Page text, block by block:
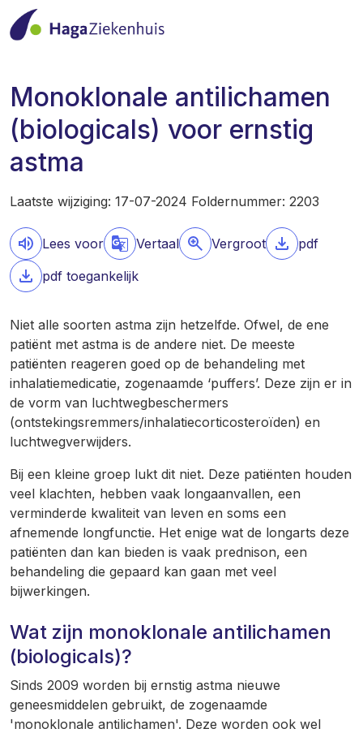
Monoklonale antilichamen
(biologicals) voor ernstig
astma
Laatste wijziging: 17-07-2024 Foldernummer: 2203
Lees voor Vertaal Vergroot
pdf
pdf toegankelijk
Niet alle soorten astma zijn hetzelfde. Ofwel, de ene
patiënt met astma is de andere niet. De meeste
patiënten reageren goed op de behandeling met
inhalatiemedicatie, zogenaamde ‘puffers’. Deze zijn er in
de vorm van luchtwegbeschermers
(ontstekingsremmers/inhalatiecorticosteroïden) en
luchtwegverwijders.
Bij een kleine groep lukt dit niet. Deze patiënten houden
veel klachten, hebben vaak longaanvallen, een
verminderde kwaliteit van leven en soms een
afnemende longfunctie. Het enige wat de longarts deze
patiënten dan kan bieden is vaak prednison, een
behandeling die gepaard kan gaan met veel
bijwerkingen.
Wat zijn monoklonale antilichamen
(biologicals)?
Sinds 2009 worden bij ernstig astma nieuwe
geneesmiddelen gebruikt, de zogenaamde
'monoklonale antilichamen'. Deze worden ook wel